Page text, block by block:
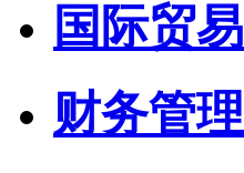
国际贸易
财务管理